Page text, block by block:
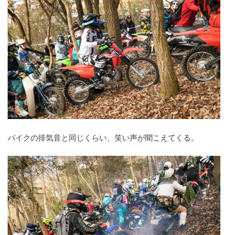
バイクの排気音と同じくらい、笑い声が聞こえてくる。